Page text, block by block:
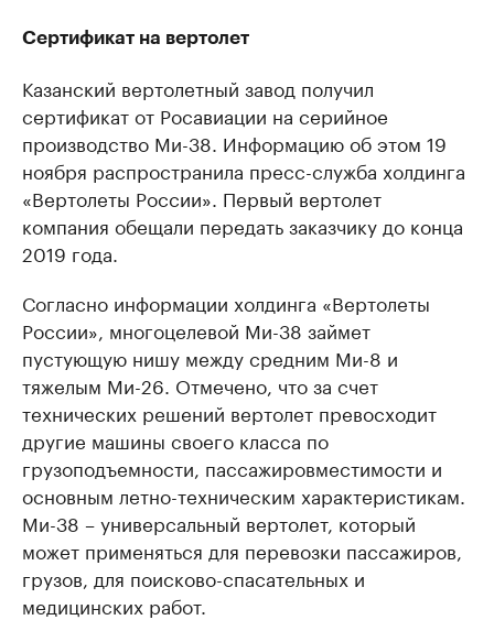
Сертификат на вертолет
Казанский вертолетный завод получил
сертификат от Росавиации на серийное
производство Ми-38. Информацию об этом 19
ноября распространила пресс-служба холдинга
«Вертолеты России». Первый вертолет
компания обещали передать заказчику до конца
2019 года.
Согласно информации холдинга «Вертолеты
России», многоцелевой Ми-38 займет
пустующую нишу между средним Ми-8 и
тяжелым Ми-26. Отмечено, что за счет
технических решений вертолет превосходит
другие машины своего класса по
грузоподъемности, пассажировместимости и
основным летно-техническим характеристикам.
Ми-38 – универсальный вертолет, который
может применяться для перевозки пассажиров,
грузов, для поисково-спасательных и
медицинских работ.